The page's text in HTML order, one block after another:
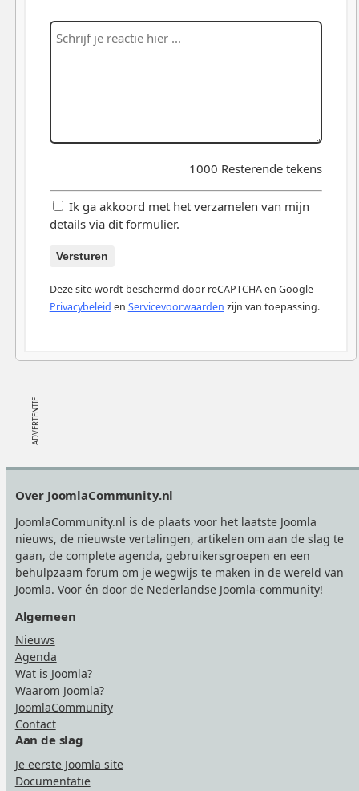
1000 Resterende tekens
Ik ga akkoord met het verzamelen van mijn
details via dit formulier.
Versturen
Deze site wordt beschermd door reCAPTCHA en Google
Privacybeleid en Servicevoorwaarden zijn van toepassing.
Over JoomlaCommunity.nl
JoomlaCommunity.nl is de plaats voor het laatste Joomla
nieuws, de nieuwste vertalingen, artikelen om aan de slag te
gaan, de complete agenda, gebruikersgroepen en een
behulpzaam forum om je wegwijs te maken in de wereld van
Joomla. Voor én door de Nederlandse Joomla-community!
Algemeen
Nieuws
Agenda
Wat is Joomla?
Waarom Joomla?
JoomlaCommunity
Contact
Aan de slag
Je eerste Joomla site
Documentatie